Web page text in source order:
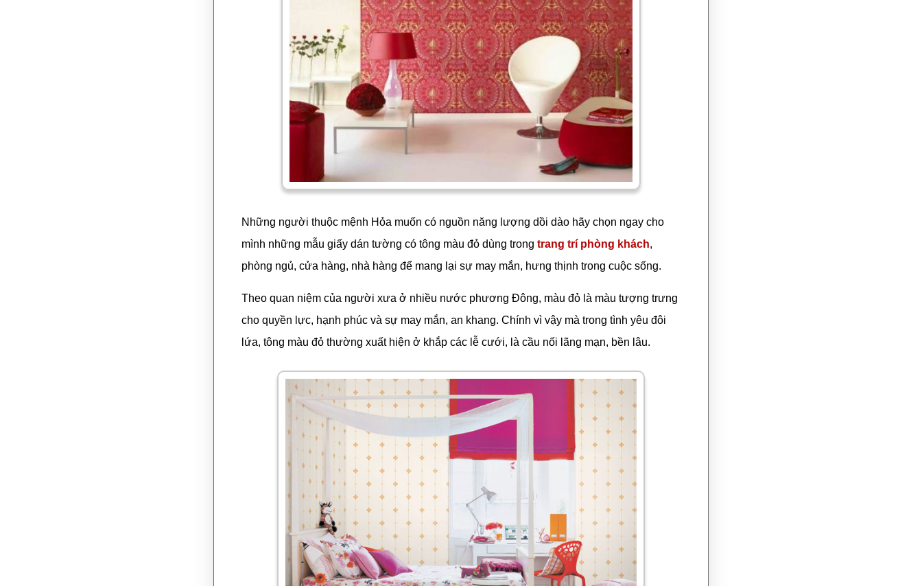
Những người thuộc mệnh Hỏa muốn có nguồn năng lượng dồi dào hãy chọn ngay cho
mình những mẫu giấy dán tường có tông màu đỏ dùng trong trang trí phòng khách,
phòng ngủ, cửa hàng, nhà hàng để mang lại sự may mắn, hưng thịnh trong cuộc sống.
Theo quan niệm của người xưa ở nhiều nước phương Đông, màu đỏ là màu tượng trưng
cho quyền lực, hạnh phúc và sự may mắn, an khang. Chính vì vậy mà trong tình yêu đôi
lứa, tông màu đỏ thường xuất hiện ở khắp các lễ cưới, là cầu nối lãng mạn, bền lâu.